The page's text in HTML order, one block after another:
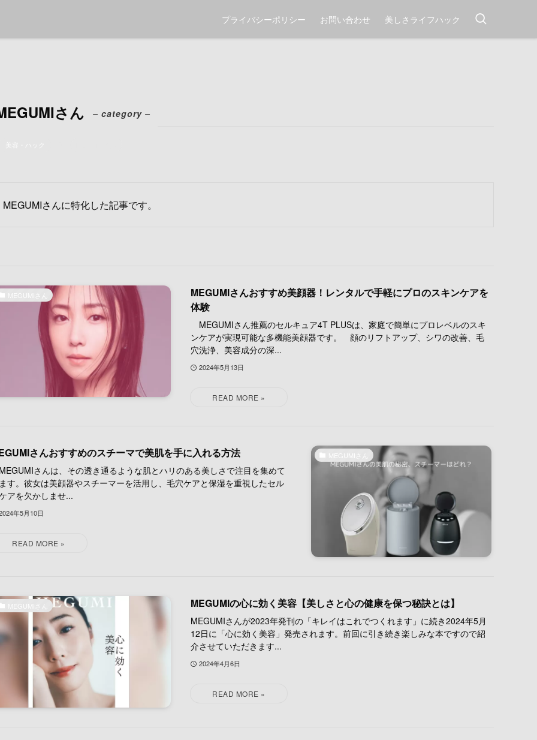
プライバシーポリシー お問い合わせ 美しさライフハック
さん – category –
美容・ハック
MEGUMIさんに特化した記事です。
MEGUMIさん
MEGUMIさんおすすめ美顔器！レンタルで手軽にプロのスキンケアを
体験
MEGUMIさん推薦のセルキュア4T PLUSは、家庭で簡単にプロレベルのスキ
ンケアが実現可能な多機能美顔器です。 顔のリフトアップ、シワの改善、毛
穴洗浄、美容成分の深...
2024年5月13日
MEGUMIさん
さんおすすめのスチーマで美肌を手に入れる方法
さんは、その透き通るような肌とハリのある美しさで注目を集めて
す。彼女は美顔器やスチーマーを活用し、毛穴ケアと保湿を重視したセル
アを欠かしませ...
年5月10日
MEGUMIさん MEGUMIの心に効く美容【美しさと心の健康を保つ秘訣とは】
MEGUMIさんが2023年発刊の「キレイはこれでつくれます」に続き2024年5月
12日に「心に効く美容」発売されます。前回に引き続き楽しみな本ですので紹
介させていただきます...
2024年4月6日